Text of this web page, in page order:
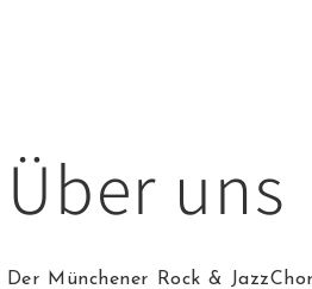
Über uns
Der Münchener Rock &